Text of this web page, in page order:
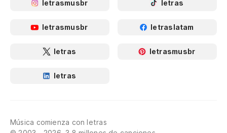
letrasmusbr letras
letrasmusbr letraslatam
letras letrasmusbr
letras
Música comienza con letras